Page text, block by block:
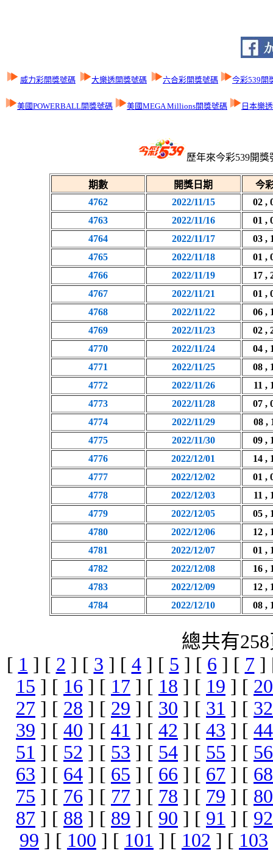
威力彩開獎號碼 大樂透開獎號碼 六合彩開獎號碼 今彩539開
美國POWERBALL開獎號碼 美國MEGA Millions開獎號碼 日本樂
歷年來今彩539開
期數 開獎日期
今
4762
2022/11/15
02 ,
4763
2022/11/16
01 ,
4764
2022/11/17
03 ,
4765
2022/11/18
01 ,
4766
2022/11/19
17 ,
4767
2022/11/21
01 ,
4768
2022/11/22
06 ,
4769
2022/11/23
02 ,
4770
2022/11/24
04 ,
4771
2022/11/25
08 ,
4772
2022/11/26
11 ,
4773
2022/11/28
07 ,
4774
2022/11/29
08 ,
4775
2022/11/30
09 ,
4776
2022/12/01
14 ,
4777
2022/12/02
01 ,
4778
2022/12/03
11 ,
4779
2022/12/05
05 ,
4780
2022/12/06
12 ,
4781
2022/12/07
01 ,
4782
2022/12/08
16 ,
4783
2022/12/09
12 ,
4784
2022/12/10 08 ,
總共有
[ 1 ] [ 2 ] [ 3 ] [ 4] [ 5 ] [ 6 ] [ 7 ]
15 ] [ 16 ] [ 17 ] [ 18 ] [ 19 ] [ 20
27 ] [ 28 ] [ 29 ] [ 30 ] [ 31 ] [ 32
39 ] [ 40 ] [ 41 ] [ 42 ] [ 43 ] [ 44
51 ] [ 52 ] [ 53 ] [ 54 ] [ 55 ] [ 56
63 ] [ 64 ] [ 65 ] [ 66 ] [ 67 ] [ 68
75 ] [ 76 ] [ 77 ] [ 78 ] [ 79 ] [ 80
87 ] [ 88 ] [ 89 ] [ 90 ] [ 91 ] [ 92
99 ] [ 100 ] [ 101 ] [ 102 ] [ 103